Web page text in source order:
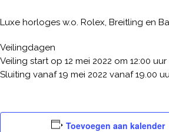
Luxe horloges w.o. Rolex, Breitling en
Veilingdagen
Veiling start op 12 mei 2022 om 12:00 uur
Sluiting vanaf 19 mei 2022 vanaf 19.00
Toevoegen aan kalender